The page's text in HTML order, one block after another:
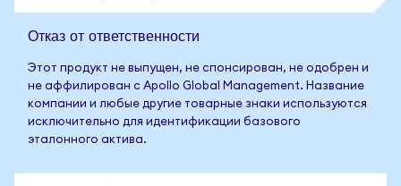
Отказ от ответственности
Этот продукт не выпущен, не спонсирован, не одобрен и
не аффилирован с Apollo Global Management. Название
компании и любые другие товарные знаки используются
исключительно для идентификации базового
эталонного актива.